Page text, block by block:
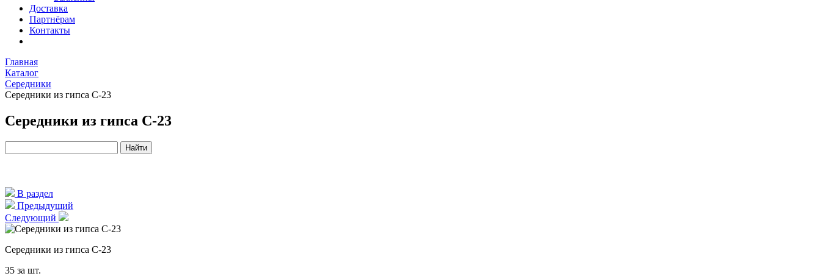
Доставка
Партнёрам
Контакты
Главная
Каталог
Середники
Середники из гипса С-23
Середники из гипса С-23
В раздел
Предыдущий
Следующий
Середники из гипса С-23
35 за шт.